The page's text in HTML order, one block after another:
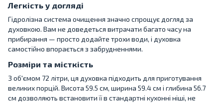
Легкість у догляді
Гідролізна система очищення значно спрощує догляд за
духовкою. Вам не доведеться витрачати багато часу на
прибирання — просто додайте трохи води, і духовка
самостійно впорається з забрудненнями.
Розміри та місткість
З об'ємом 72 літри, ця духовка підходить для приготування
великих порцій. Висота 59.5 см, ширина 59.4 см і глибина 56.7
см дозволяють встановити її в стандартні кухонні ніші, не